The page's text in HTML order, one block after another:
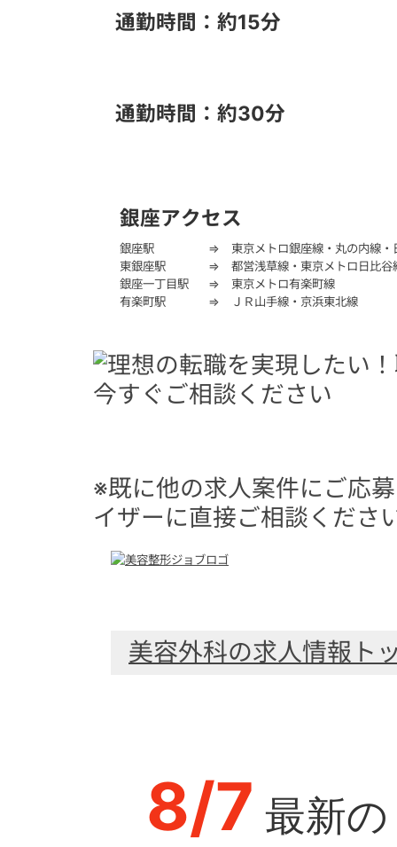
通勤時間：約15分
通勤時間：約30分
銀座アクセス
銀座駅
⇒ 東京メトロ銀座線・丸の内線・
東銀座駅
⇒ 都営浅草線・東京メトロ日比谷
銀座一丁目駅
⇒ 東京メトロ有楽町線
有楽町駅
⇒ ＪＲ山手線・京浜東北線
※既に他の求人案件にご応
イザーに直接ご相談くださ
美容外科の求人情報ト
8/7 最新の